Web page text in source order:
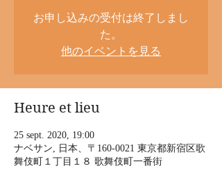
お申し込みの受付は終了しまし
た。
他のイベントを見る
Heure et lieu
25 sept. 2020, 19:00
ナベサン, 日本、〒160-0021 東京都新宿区歌
舞伎町１丁目１８ 歌舞伎町一番街